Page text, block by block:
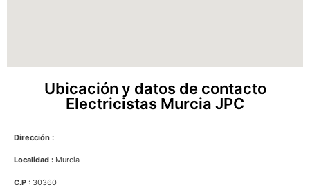
Ubicación y datos de contacto
Electricistas Murcia JPC
Dirección :
Localidad : Murcia
C.P : 30360